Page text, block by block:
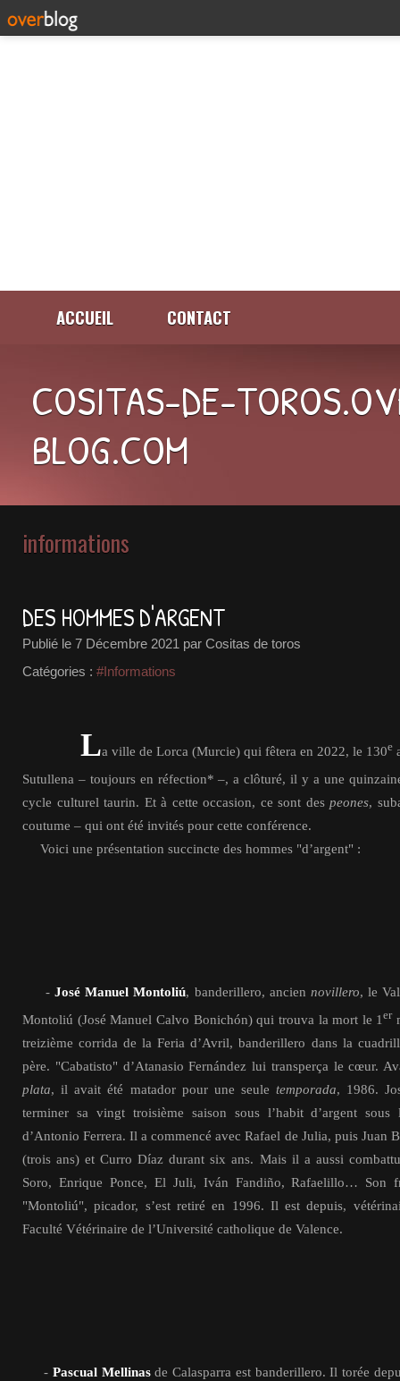
ACCUEIL CONTACT
COSITAS-DE-
BLOG.COM
informations
DES HOMMES D'ARGENT
Publié le 7 Décembre 2021 par Cositas de toros
Catégories : #Informations
La ville de Lorca (Murcie) qui fêtera en 2022, le 130e
Sutullena – toujours en réfection* –, a clôturé, il y a une
cycle culturel taurin. Et à cette occasion, ce sont des peones,
coutume – qui ont été invités pour cette conférence.
Voici une présentation succincte des hommes "d’argent" :
- José Manuel Montoliú, banderillero, ancien novillero, le
Montoliú (José Manuel Calvo Bonichón) qui trouva la mort le 1er
treizième corrida de la Feria d’Avril, banderillero dans la
père. "Cabatisto" d’Atanasio Fernández lui transperça le cœur.
plata, il avait été matador pour une seuletemporada, 1986.
terminer sa vingt troisième saison sous l’habit d’argent
d’Antonio Ferrera. Il a commencé avec Rafael de Julia, puis Juan
(trois ans) et Curro Díaz durant six ans. Mais il a aussi
Soro, Enrique Ponce, El Juli, Iván Fandiño, Rafaelillo… Son
"Montoliú", picador, s’est retiré en 1996. Il est depuis,
Faculté Vétérinaire de l’Université catholique de Valence.
-Pascual Mellinasde Calasparra est banderillero. Il torée